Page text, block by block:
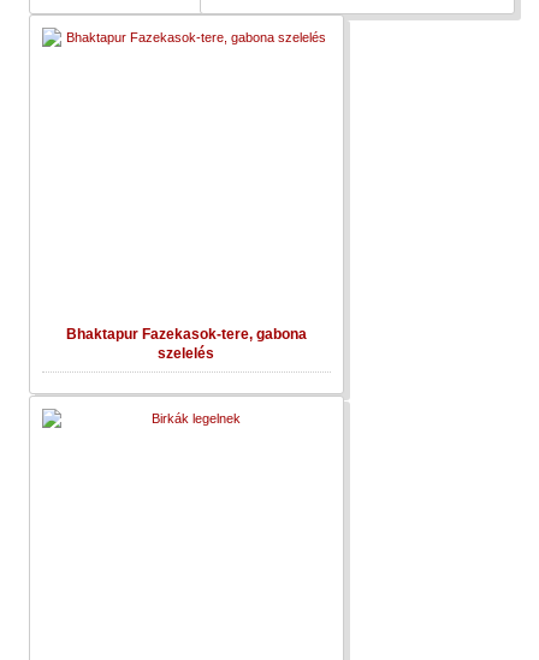
Bhaktapur Fazekasok-tere, gabona
szelelés